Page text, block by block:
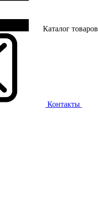
Каталог товаров
Контакты